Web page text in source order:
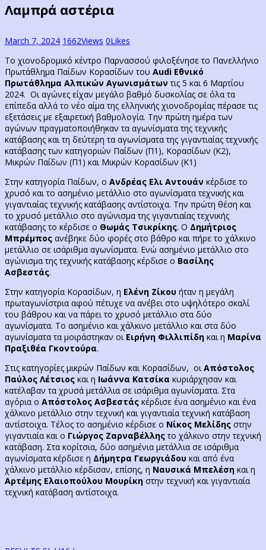
Λαμπρά αστέρια
March 7, 2024 1662Views 0Likes
Το χιονοδρομικό κέντρο Παρνασσού φιλοξένησε το Πανελλήνιο
Πρωτάθλημα Παίδων Κορασίδων του Audi Εθνικό
Πρωτάθλημα Αλπικών Αγωνισμάτωντις 5 και 6 Μαρτίου
2024. Οι αγώνες είχαν μεγάλο βαθμό δυσκολίας σε όλα τα
επίπεδα αλλά το νέο αίμα της ελληνικής χιονοδρομίας πέρασε τις
εξετάσεις με εξαιρετική βαθμολογία. Την πρώτη ημέρα των
αγώνων πραγματοποιήθηκαν τα αγωνίσματα της τεχνικής
κατάβασης και τη δεύτερη τα αγωνίσματα της γιγαντιαίας τεχνικής
κατάβασης των κατηγοριών Παίδων (Π1), Κορασίδων (Κ2),
Μικρών Παίδων (Π1) και Μικρών Κορασίδων (Κ1)
Στην κατηγορία Παίδων, ο Ανδρέας Ελι Αντουάν κέρδισε το
χρυσό και το ασημένιο μετάλλιο στο αγωνίσματα τεχνικής και
γιγαντιαίας τεχνικής κατάβασης αντίστοιχα. Την πρώτη θέση και
το χρυσό μετάλλιο στο αγώνισμα της γιγαντιαίας τεχνικής
κατάβασης το κέρδισε ο Θωμάς Τσικρίκης. Ο Δημήτριος
Μπρέμπος ανέβηκε δύο φορές στο βάθρο και πήρε το χάλκινο
μετάλλιο σε ισάριθμα αγωνίσματα. Ενώ ασημένιο μετάλλιο στο
αγώνισμα της τεχνικής κατάβασης κέρδισε ο Βασίλης
Ασβεστάς.
Στην κατηγορία Κορασίδων, η Ελένη Ζίκου ήταν η μεγάλη
πρωταγωνίστρια αφού πέτυχε να ανέβει στο υψηλότερο σκαλί
του βάθρου και να πάρει το χρυσό μετάλλιο στα δύο
αγωνίσματα. Το ασημένιο και χάλκινο μετάλλιο και στα δύο
αγωνίσματα τα μοιράστηκαν οι Ειρήνη Φιλλιπίδη και η Μαρίνα
Πραξιθέα Γκοντούρα.
Στις κατηγορίες μικρών Παίδων και Κορασίδων, οιΑπόστολος
Παύλος Λέτσιος και η Ιωάννα Κατσίκα κυριάρχησαν και
κατέλαβαν τα χρυσά μετάλλια σε ισάριθμα αγωνίσματα. Στα
αγόρια ο Απόστολος Ασβεστάς κέρδισε ένα ασημένιο και ένα
χάλκινο μετάλλιο στην τεχνική και γιγαντιαία τεχνική κατάβαση
αντίστοιχα. Τέλος το ασημένιο κέρδισε ο Νίκος Μελίδης στην
γιγαντιαία και ο Γιώργος Ζαρναβέλληςτο χάλκινο στην τεχνική
κατάβαση. Στα κορίτσια, δύο ασημένια μετάλλια σε ισάριθμα
αγωνίσματα κέρδισε η Δήμητρα Γεωργιάδου και από ένα
χάλκινο μετάλλιο κέρδισαν, επίσης, η Ναυσικά Μπελέση και η
Αρτέμης Ελαιοπούλου Μουρίκη στην τεχνική και γιγαντιαία
τεχνική κατάβαση αντίστοιχα.